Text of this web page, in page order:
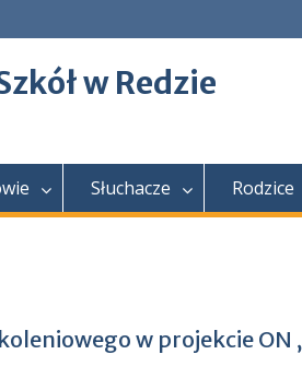
w Redzie
Słuchacze Rodzice
w projekcie ON